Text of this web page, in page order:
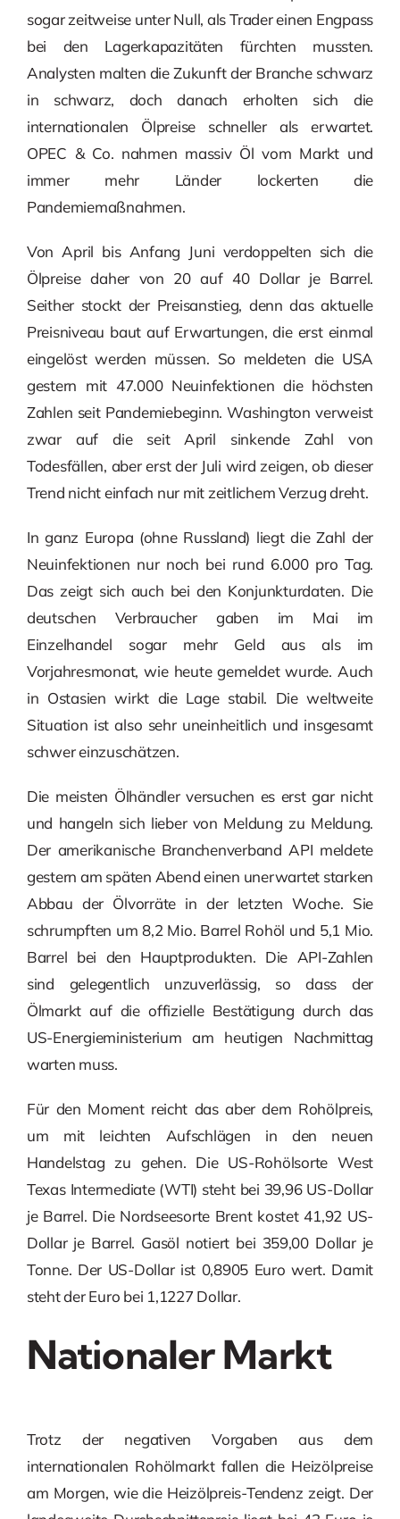
sogar zeitweise unter Null, als Trader einen Engpass
bei den Lagerkapazitäten fürchten mussten.
Analysten malten die Zukunft der Branche schwarz
in schwarz, doch danach erholten sich die
internationalen Ölpreise schneller als erwartet.
OPEC & Co. nahmen massiv Öl vom Markt und
immer mehr Länder lockerten die
Pandemiemaßnahmen.
Von April bis Anfang Juni verdoppelten sich die
Ölpreise daher von 20 auf 40 Dollar je Barrel.
Seither stockt der Preisanstieg, denn das aktuelle
Preisniveau baut auf Erwartungen, die erst einmal
eingelöst werden müssen. So meldeten die USA
gestern mit 47.000 Neuinfektionen die höchsten
Zahlen seit Pandemiebeginn. Washington verweist
zwar auf die seit April sinkende Zahl von
Todesfällen, aber erst der Juli wird zeigen, ob dieser
Trend nicht einfach nur mit zeitlichem Verzug dreht.
In ganz Europa (ohne Russland) liegt die Zahl der
Neuinfektionen nur noch bei rund 6.000 pro Tag.
Das zeigt sich auch bei den Konjunkturdaten. Die
deutschen Verbraucher gaben im Mai im
Einzelhandel sogar mehr Geld aus als im
Vorjahresmonat, wie heute gemeldet wurde. Auch
in Ostasien wirkt die Lage stabil. Die weltweite
Situation ist also sehr uneinheitlich und insgesamt
schwer einzuschätzen.
Die meisten Ölhändler versuchen es erst gar nicht
und hangeln sich lieber von Meldung zu Meldung.
Der amerikanische Branchenverband API meldete
gestern am späten Abend einen unerwartet starken
Abbau der Ölvorräte in der letzten Woche. Sie
schrumpften um 8,2 Mio. Barrel Rohöl und 5,1 Mio.
Barrel bei den Hauptprodukten. Die API-Zahlen
sind gelegentlich unzuverlässig, so dass der
Ölmarkt auf die offizielle Bestätigung durch das
US-Energieministerium am heutigen Nachmittag
warten muss.
Für den Moment reicht das aber dem Rohölpreis,
um mit leichten Aufschlägen in den neuen
Handelstag zu gehen. Die US-Rohölsorte West
Texas Intermediate (WTI) steht bei 39,96 US-Dollar
je Barrel. Die Nordseesorte Brent kostet 41,92 US-
Dollar je Barrel. Gasöl notiert bei 359,00 Dollar je
Tonne. Der US-Dollar ist 0,8905 Euro wert. Damit
steht der Euro bei 1,1227 Dollar.
Nationaler Markt
Trotz der negativen Vorgaben aus dem
internationalen Rohölmarkt fallen die Heizölpreise
am Morgen, wie die Heizölpreis-Tendenz zeigt. Der